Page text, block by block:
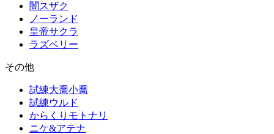
闇スザク
ノーランド
皇帝サクラ
ラズベリー
その他
試練大喬小喬
試練ウルド
からくりモトナリ
ニケ&アテナ